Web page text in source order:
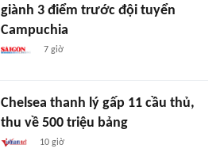
giành 3 điểm trước đội tuyển
Campuchia
7 giờ
Chelsea thanh lý gấp 11 cầu thủ,
thu về 500 triệu bảng
10 giờ